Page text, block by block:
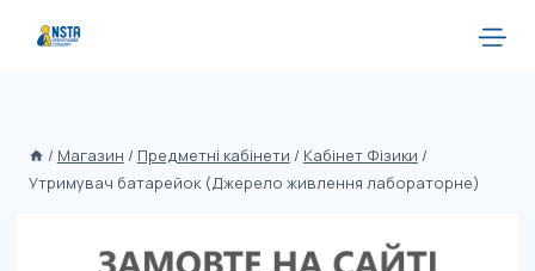
/ Магазин / Предметні кабінети / Кабінет Фізики /
Утримувач батарейок (Джерело живлення лабораторне)